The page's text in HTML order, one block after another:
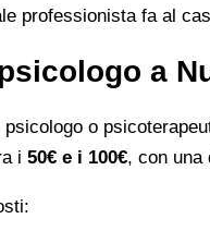
professionista fa al
a
o
i 50€ e i 100€, con una